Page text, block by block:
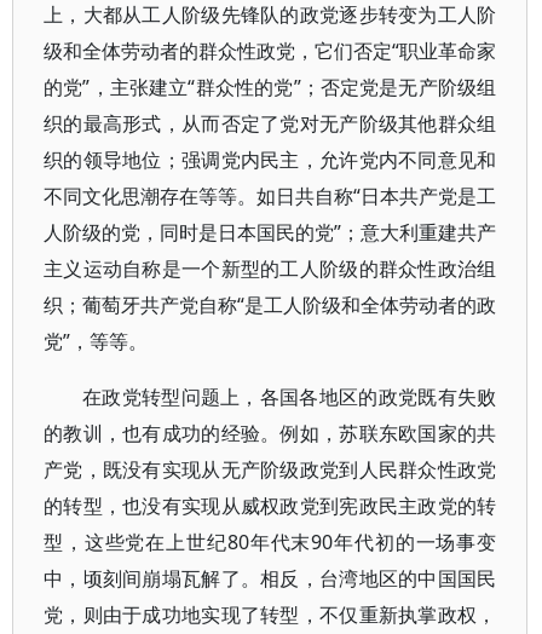
上，大都从工人阶级先锋队的政党逐步转变为工人阶
级和全体劳动者的群众性政党，它们否定“职业革命家
的党”，主张建立“群众性的党”；否定党是无产阶级组
织的最高形式，从而否定了党对无产阶级其他群众组
织的领导地位；强调党内民主，允许党内不同意见和
不同文化思潮存在等等。如日共自称“日本共产党是工
人阶级的党，同时是日本国民的党”；意大利重建共产
主义运动自称是一个新型的工人阶级的群众性政治组
织；葡萄牙共产党自称“是工人阶级和全体劳动者的政
党”，等等。
在政党转型问题上，各国各地区的政党既有失败
的教训，也有成功的经验。例如，苏联东欧国家的共
产党，既没有实现从无产阶级政党到人民群众性政党
的转型，也没有实现从威权政党到宪政民主政党的转
型，这些党在上世纪80年代末90年代初的一场事变
中，顷刻间崩塌瓦解了。相反，台湾地区的中国国民
党，则由于成功地实现了转型，不仅重新执掌政权，